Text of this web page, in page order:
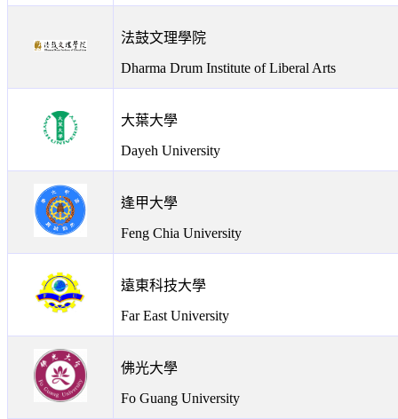
法鼓文理學院
Dharma Drum Institute of Liberal Arts
大葉大學
Dayeh University
逢甲大學
Feng Chia University
遠東科技大學
Far East University
佛光大學
Fo Guang University